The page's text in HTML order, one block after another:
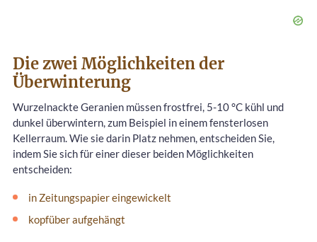
Die zwei Möglichkeiten der
Überwinterung
Wurzelnackte Geranien müssen frostfrei, 5-10 °C kühl und
dunkel überwintern, zum Beispiel in einem fensterlosen
Kellerraum. Wie sie darin Platz nehmen, entscheiden Sie,
indem Sie sich für einer dieser beiden Möglichkeiten
entscheiden:
in Zeitungspapier eingewickelt
kopfüber aufgehängt